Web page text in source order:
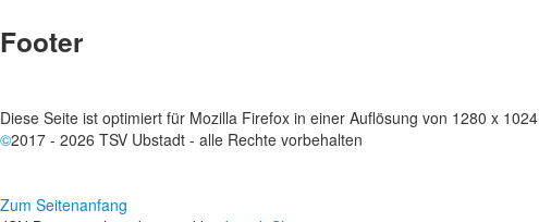
Footer
Diese Seite ist optimiert für Mozilla Firefox in einer Auflösung von 1280 x 1024
©2017 - 2026 TSV Ubstadt - alle Rechte vorbehalten
Zum Seitenanfang